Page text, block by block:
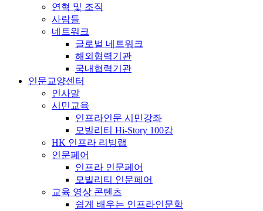
연혁 및 조직
사람들
네트워크
글로벌 네트워크
해외협력기관
국내협력기관
인문교양센터
인사말
시민교육
인프라인문 시민강좌
모빌리티 Hi-Story 100강
HK 인프라 리빙랩
인문페어
인프라 인문페어
모빌리티 인문페어
교육 영상 콘텐츠
쉽게 배우는 인프라인문학